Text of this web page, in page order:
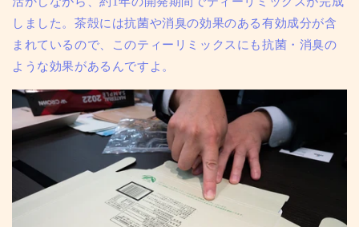
しました。茶殻には抗菌や消臭の効果のある有効成分が含
まれているので、このティーリミックスにも抗菌・消臭の
ような効果がある んですよ。